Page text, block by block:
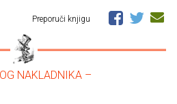
Preporuči knjigu
NAKLADNIKA –